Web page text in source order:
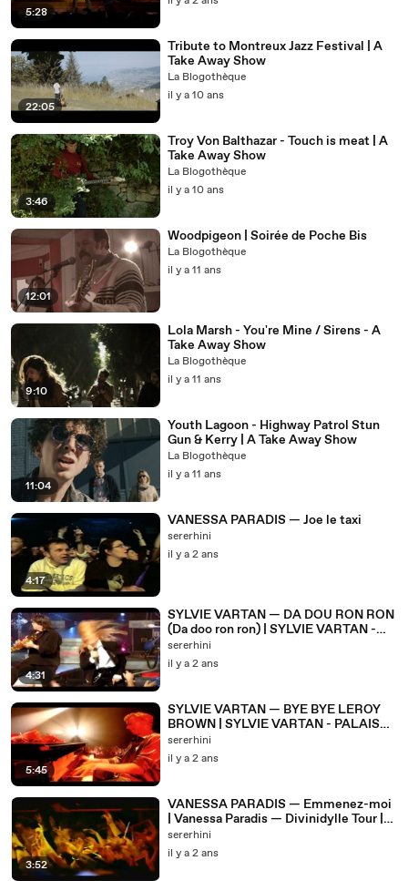
5:28
22:05
Tribute to Montreux Jazz Festival | A
Take Away Show
La Blogothèque
il y a 10 ans
3:46
Troy Von Balthazar - Touch is meat | A
Take Away Show
La Blogothèque
il y a 10 ans
12:01
Woodpigeon | Soirée de Poche Bis
La Blogothèque
il y a 11 ans
9:10
Lola Marsh - You're Mine / Sirens - A
Take Away Show
La Blogothèque
il y a 11 ans
11:04
Youth Lagoon - Highway Patrol Stun
Gun & Kerry | A Take Away Show
La Blogothèque
il y a 11 ans
4:17
VANESSA PARADIS — Joe le taxi
sererhini
il y a 2 ans
4:31
SYLVIE VARTAN — DA DOU RON RON
(Da doo ron ron) | SYLVIE VARTAN -
PALAIS DES CONGRÈS 2004
sererhini
il y a 2 ans
5:45
SYLVIE VARTAN — BYE BYE LEROY
BROWN | SYLVIE VARTAN - PALAIS
DES CONGRÈS 2004
sererhini
il y a 2 ans
3:52
VANESSA PARADIS — Emmenez-moi
| Vanessa Paradis — Divinidylle Tour |
(2008)
sererhini
il y a 2 ans